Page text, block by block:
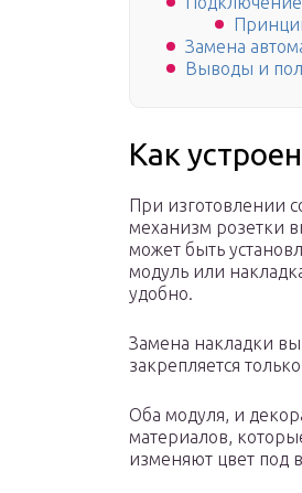
Замена
Выводы и
Как
При изготовлении
механизм розетки
может быть
модуль или
удобно.
Замена накладки
закрепляется
Оба модуля, и
материалов,
изменяют цвет под